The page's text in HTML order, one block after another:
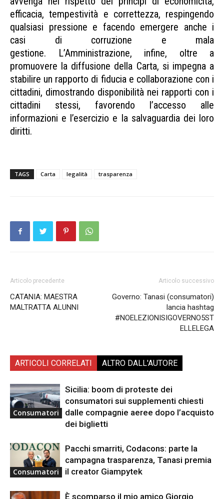
efficacia, tempestività e correttezza, respingendo
qualsiasi pressione e facendo emergere anche i
casi di corruzione e mala
gestione. L’Amministrazione, infine, oltre a
promuovere la diffusione della Carta, si impegna a
stabilire un rapporto di fiducia e collaborazione con i
cittadini, dimostrando disponibilità nei rapporti con i
cittadini stessi, favorendo l’accesso alle
informazioni e l’esercizio e la salvaguardia dei loro
diritti.
TAGS Carta legalità trasparenza
Articolo precedente
CATANIA: MAESTRA
MALTRATTA ALUNNI
Articolo successivo
Governo: Tanasi (consumatori)
lancia hashtag
#NOELEZIONISIGOVERNO5ST
ELLELEGA
ARTICOLI CORRELATI ALTRO DALL'AUTORE
Consumatori
Sicilia: boom di proteste dei
consumatori sui supplementi chiesti
dalle compagnie aeree dopo l’acquisto
dei biglietti
Consumatori
Pacchi smarriti, Codacons: parte la
campagna trasparenza, Tanasi premia
il creator Giampytek
È scomparso il mio amico Giorgio